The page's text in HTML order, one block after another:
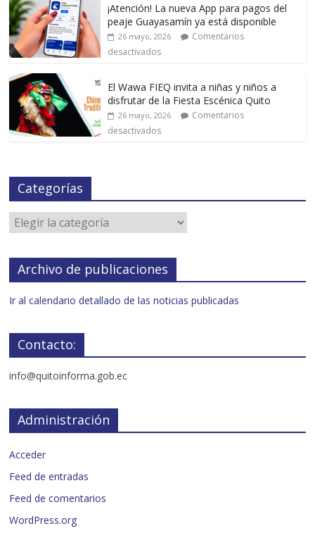
¡Atención! La nueva App para pagos del
peaje Guayasamín ya está disponible
26 mayo, 2026
Comentarios
desactivados
El Wawa FIEQ invita a niñas y niños a
disfrutar de la Fiesta Escénica Quito
26 mayo, 2026
Comentarios
desactivados
Categorías
Archivo de publicaciones
Ir al calendario detallado de las noticias publicadas
Contacto:
info@quitoinforma.gob.ec
Administración
Acceder
Feed de entradas
Feed de comentarios
WordPress.org